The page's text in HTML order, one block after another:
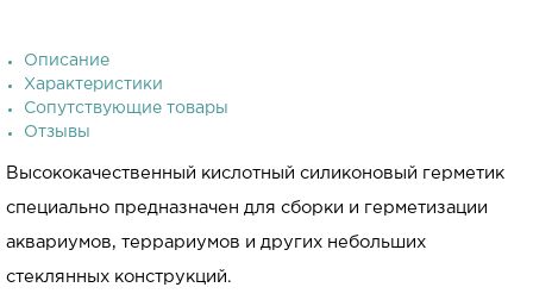
Описание
Характеристики
Сопутствующие товары
Отзывы
Высококачественный кислотный силиконовый герметик
специально предназначен для сборки и герметизации
аквариумов, террариумов и других небольших
стеклянных конструкций.